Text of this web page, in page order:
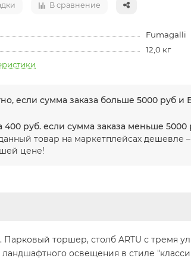
В сравнение
Fumagalli
12,0 кг
если сумма заказа больше 5000 руб и
400 руб. если сумма заказа меньше 5000
товар на маркетплейсах дешевле
цене!
Парковый торшер, столб ARTU с тремя
освещения в стиле